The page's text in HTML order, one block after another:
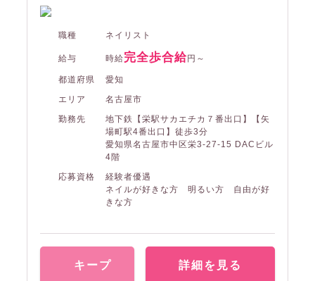
職種 ネイリスト
給与 時給完全歩合給円～
都道府県
愛知
エリア
名古屋市
勤務先
地下鉄【栄駅サカエチカ７番出口】【矢
場町駅4番出口】徒歩3分
愛知県名古屋市中区栄3-27-15 DACビル
4階
応募資格
経験者優遇
ネイルが好きな方 明るい方 自由が好
きな方
キープ 詳細を見る